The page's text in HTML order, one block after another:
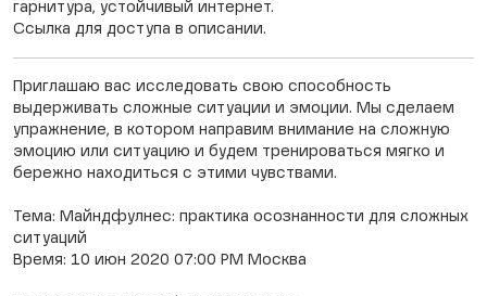
гарнитура, устойчивый интернет.
Ссылка для доступа в описании.
Приглашаю вас исследовать свою способность
выдерживать сложные ситуации и эмоции. Мы сделаем
упражнение, в котором направим внимание на сложную
эмоцию или ситуацию и будем тренироваться мягко и
бережно находиться с этими чувствами.
Тема: Майндфулнес: практика осознанности для сложных
ситуаций
Время: 10 июн 2020 07:00 PM Москва